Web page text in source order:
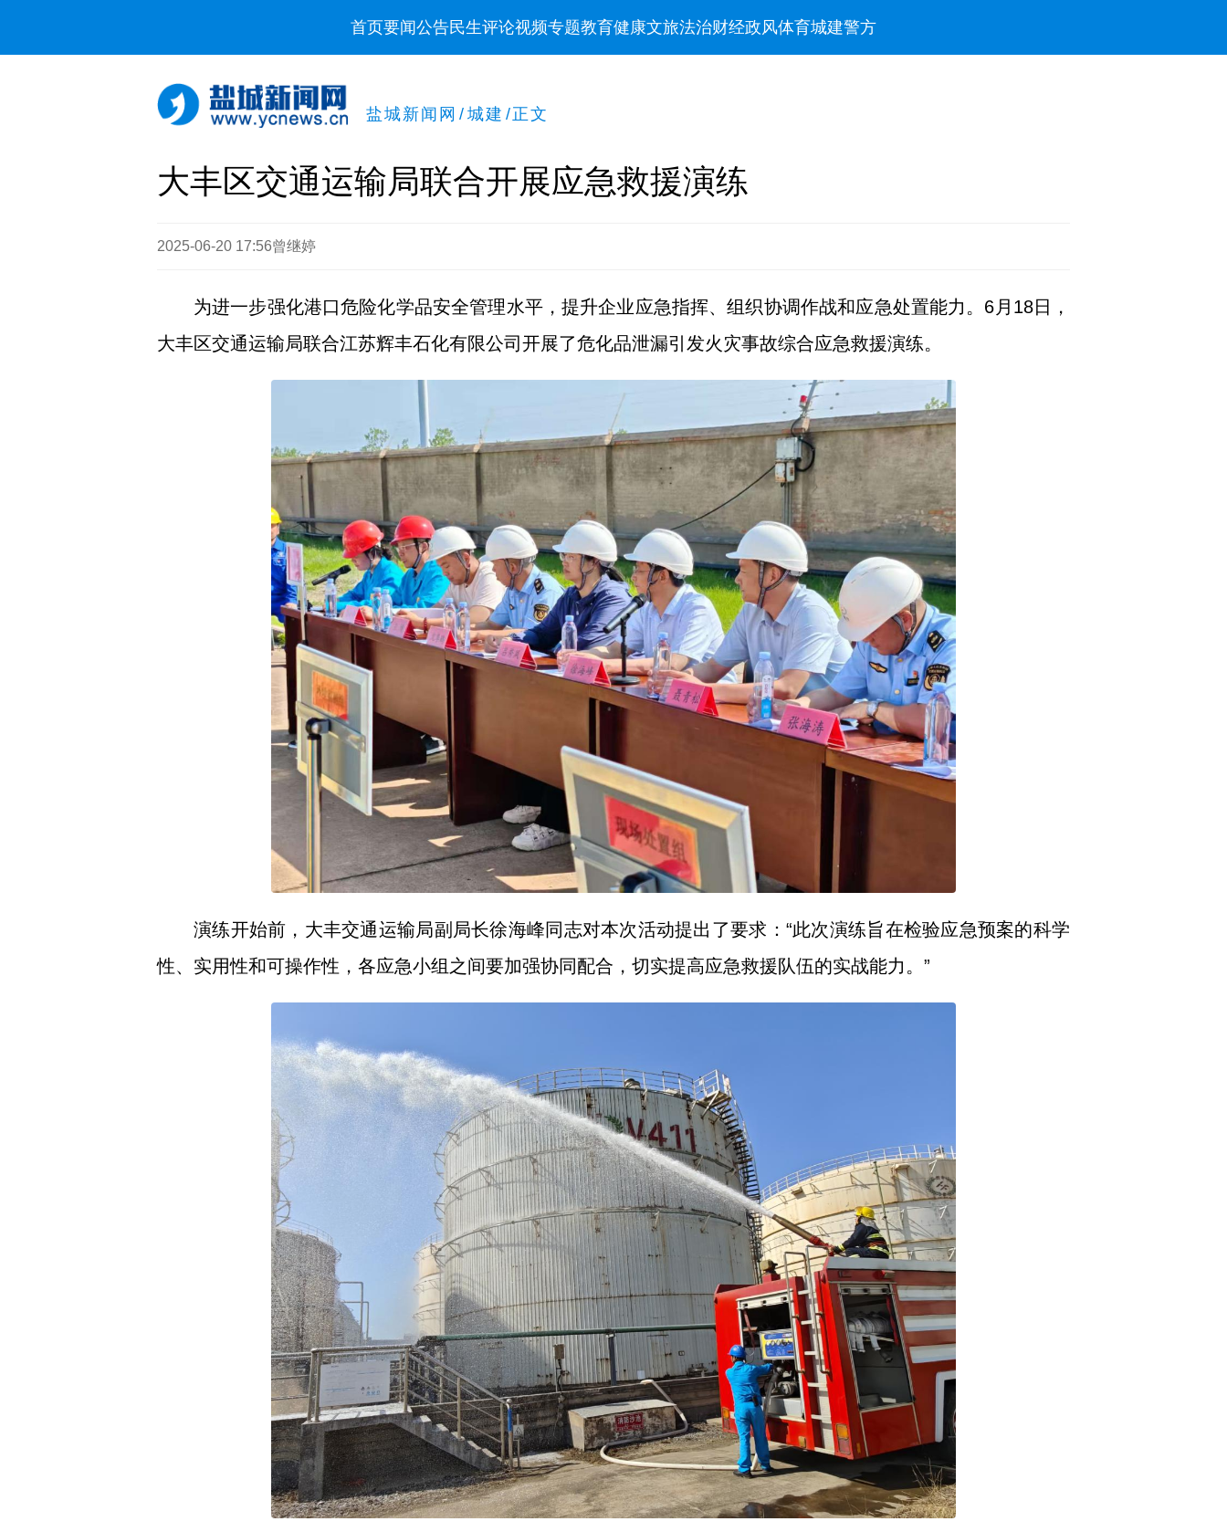
首页要闻公告民生评论视频专题教育健康文旅法治财经政风体育城建警方
盐城新闻网 / 城建 /正文
大丰区交通运输局联合开展应急救援演练
2025-06-20 17:56曾继婷
为进一步强化港口危险化学品安全管理水平，提升企业应急指挥、组织协调作战和应急处置能力。6月18日，
大丰区交通运输局联合江苏辉丰石化有限公司开展了危化品泄漏引发火灾事故综合应急救援演练。
演练开始前，大丰交通运输局副局长徐海峰同志对本次活动提出了要求：“此次演练旨在检验应急预案的科学
性、实用性和可操作性，各应急小组之间要加强协同配合，切实提高应急救援队伍的实战能力。”